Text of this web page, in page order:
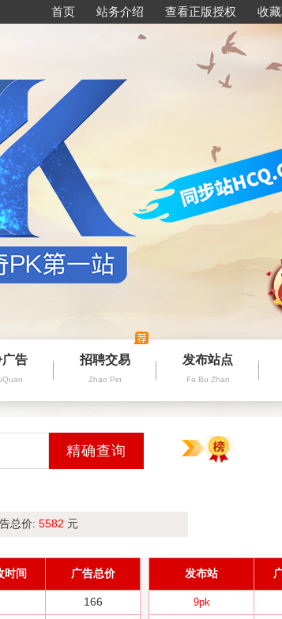
首页 站务介绍 查看正版授权 收
告 招聘交易
Zhao Pin
发布站点
Fa Bu Zhan
总价: 5582 元
时间 广告总价
166
发布站
9pk